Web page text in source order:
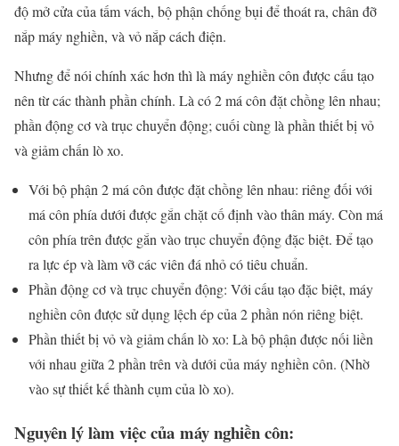
độ mở cửa của tấm vách, bộ phận chống bụi để thoát ra, chân đỡ
nắp máy nghiền, và vỏ nắp cách điện.
Nhưng để nói chính xác hơn thì là máy nghiền côn được cấu tạo
nên từ các thành phần chính. Là có 2 má côn đặt chồng lên nhau;
phần động cơ và trục chuyển động; cuối cùng là phần thiết bị vỏ
và giảm chấn lò xo.
Với bộ phận 2 má côn được đặt chồng lên nhau: riêng đối với
má côn phía dưới được gắn chặt cố định vào thân máy. Còn má
côn phía trên được gắn vào trục chuyển động đặc biệt. Để tạo
ra lực ép và làm vỡ các viên đá nhỏ có tiêu chuẩn.
Phần động cơ và trục chuyển động: Với cấu tạo đặc biệt, máy
nghiền côn được sử dụng lệch ép của 2 phần nón riêng biệt.
Phần thiết bị vỏ và giảm chấn lò xo: Là bộ phận được nối liền
với nhau giữa 2 phần trên và dưới của máy nghiền côn. (Nhờ
vào sự thiết kế thành cụm của lò xo).
Nguyên lý làm việc của máy nghiền côn: